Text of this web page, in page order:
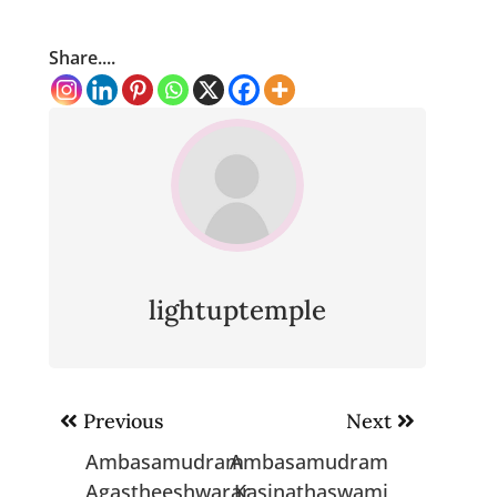
Share....
lightuptemple
Post
navigation
Previous
Ambasamudram
Agastheeshwarar
Next
Ambasamudram
Kasinathaswami